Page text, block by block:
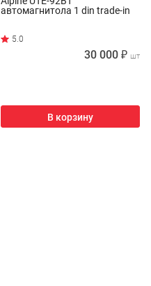
автомагнитола 1 din trade-in
30 000 ₽ шт
В корзину